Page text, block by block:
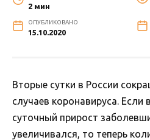
2 мин
ОПУБЛИКОВАНО
15.10.2020
Вторые сутки в России
случаев коронавируса. Если
суточный прирост
увеличивался, то теперь